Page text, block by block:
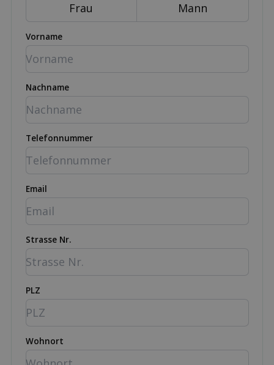
Frau Mann
Vorname
Nachname
Telefonnummer
Email
Strasse Nr.
PLZ
Wohnort